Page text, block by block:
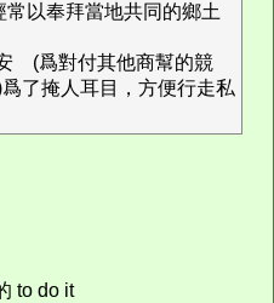
以奉拜當地共同的鄉土
(爲對付其他商幫的競
掩人耳目，方便行走私
to do it